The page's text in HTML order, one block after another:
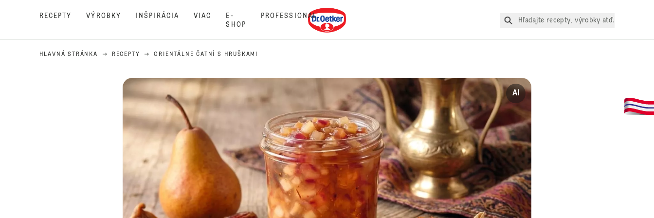
RECEPTY VÝROBKY INŠPIRÁCIA VIAC
E-
SHOP
PROFESSIONAL Dr. Oetker
Hľadajte recepty, výrobky atď.
HLAVNÁ STRÁNKA RECEPTY ORIENTÁLNE ČATNÍ S HRUŠKAMI
AI